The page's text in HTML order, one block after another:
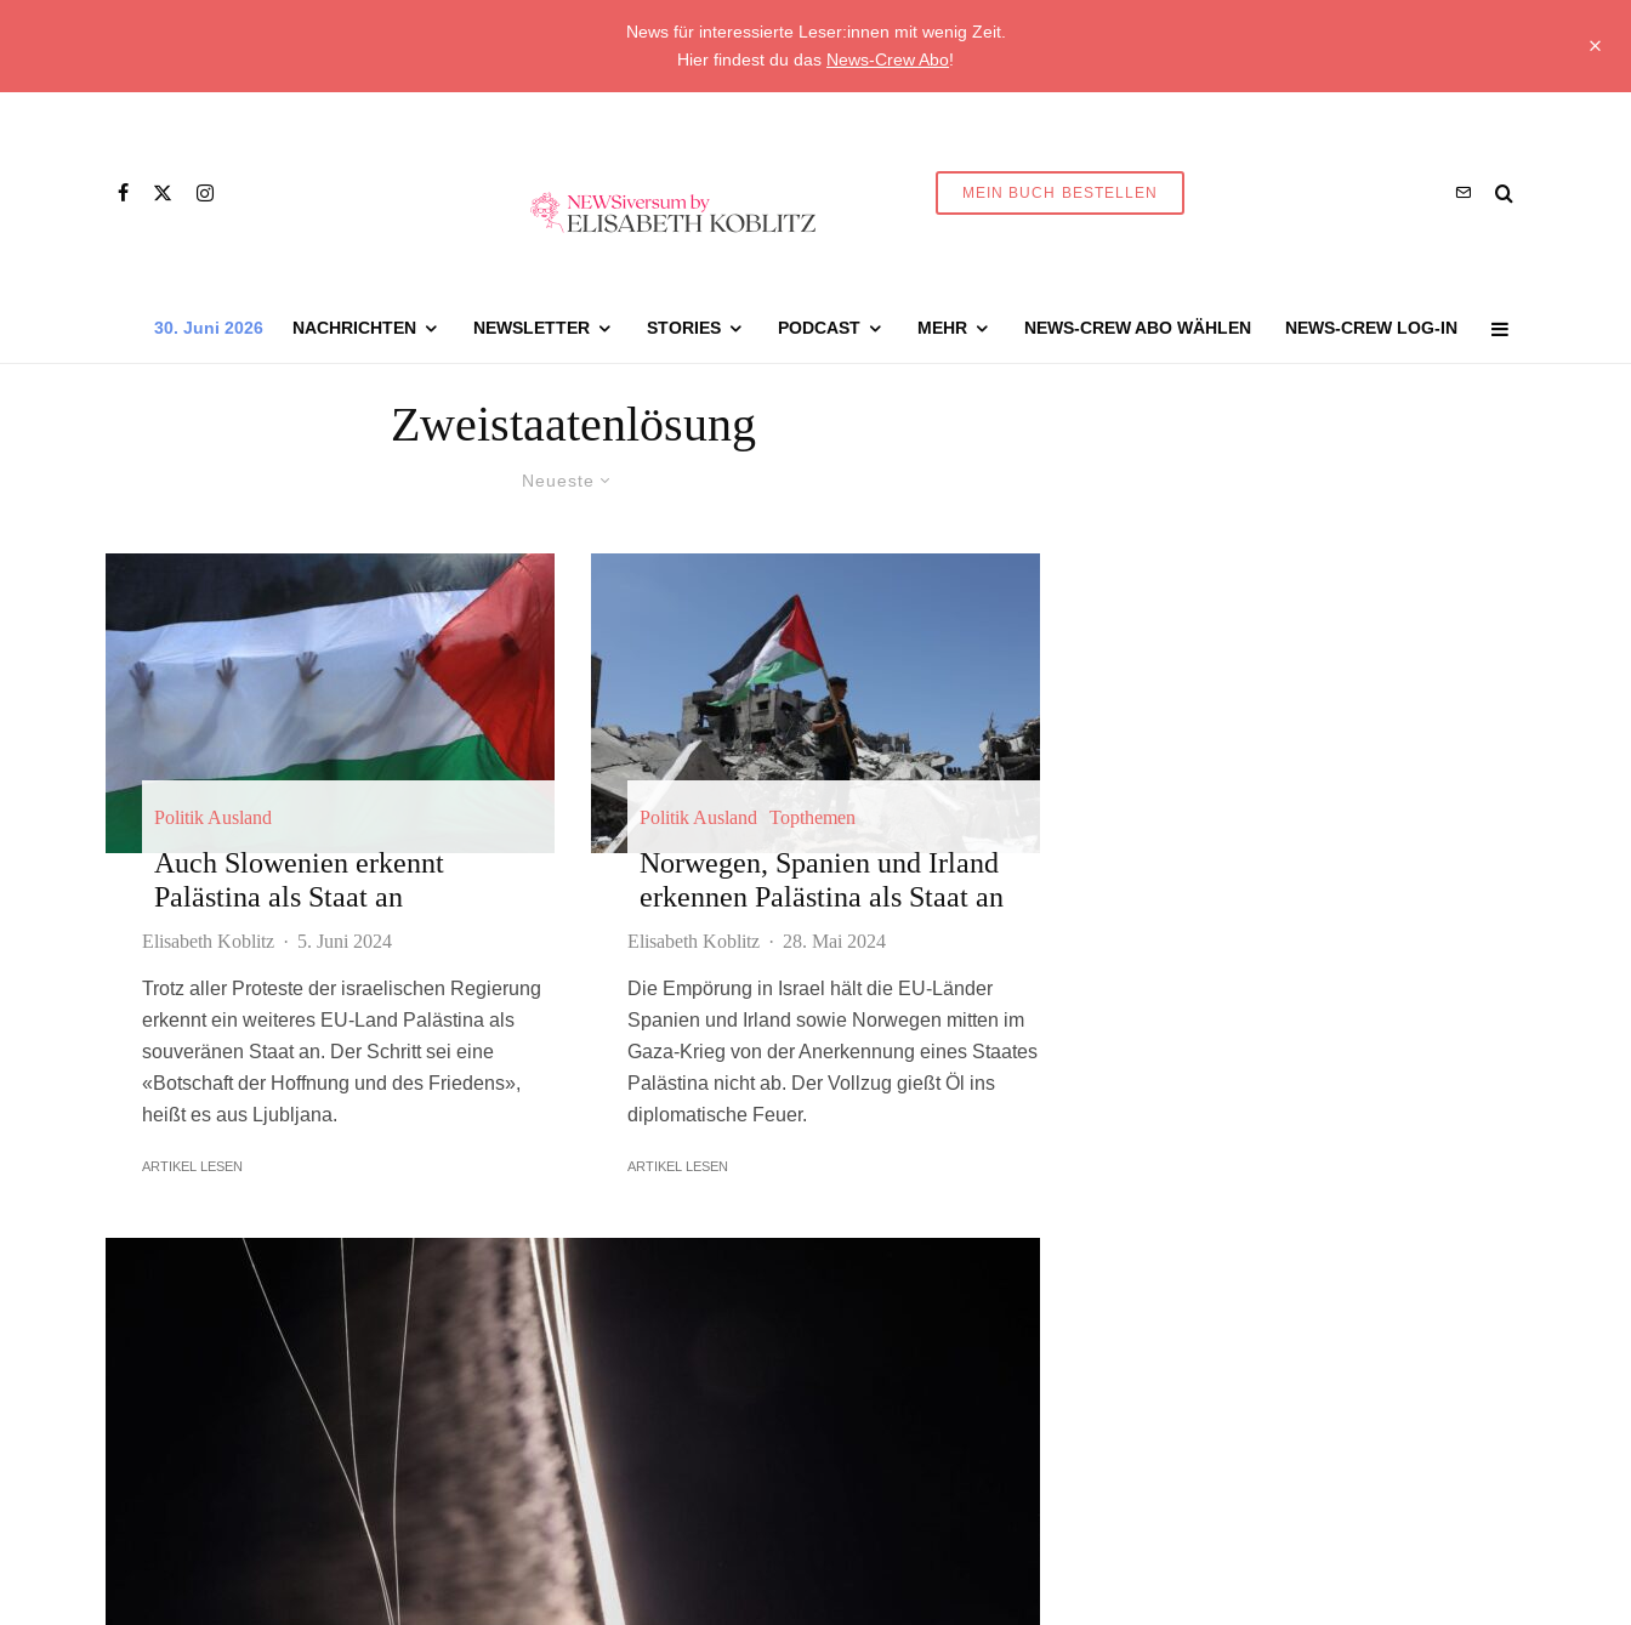
News für interessierte Leser:innen mit wenig Zeit.
Hier findest du das News-Crew Abo!
MEIN BUCH BESTELLEN
30. Juni 2026 NACHRICHTEN NEWSLETTER STORIES PODCAST MEHR NEWS-CREW ABO WÄHLEN NEWS-CREW LOG-IN
Zweistaatenlösung
Neueste
Politik Ausland
Auch Slowenien erkennt
Palästina als Staat an
Elisabeth Koblitz · 5. Juni 2024
Trotz aller Proteste der israelischen Regierung
erkennt ein weiteres EU-Land Palästina als
souveränen Staat an. Der Schritt sei eine
«Botschaft der Hoffnung und des Friedens»,
heißt es aus Ljubljana.
ARTIKEL LESEN
Politik Ausland Topthemen
Norwegen, Spanien und Irland
erkennen Palästina als Staat an
Elisabeth Koblitz · 28. Mai 2024
Die Empörung in Israel hält die EU-Länder
Spanien und Irland sowie Norwegen mitten im
Gaza-Krieg von der Anerkennung eines Staates
Palästina nicht ab. Der Vollzug gießt Öl ins
diplomatische Feuer.
ARTIKEL LESEN